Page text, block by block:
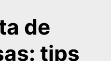
de
tips